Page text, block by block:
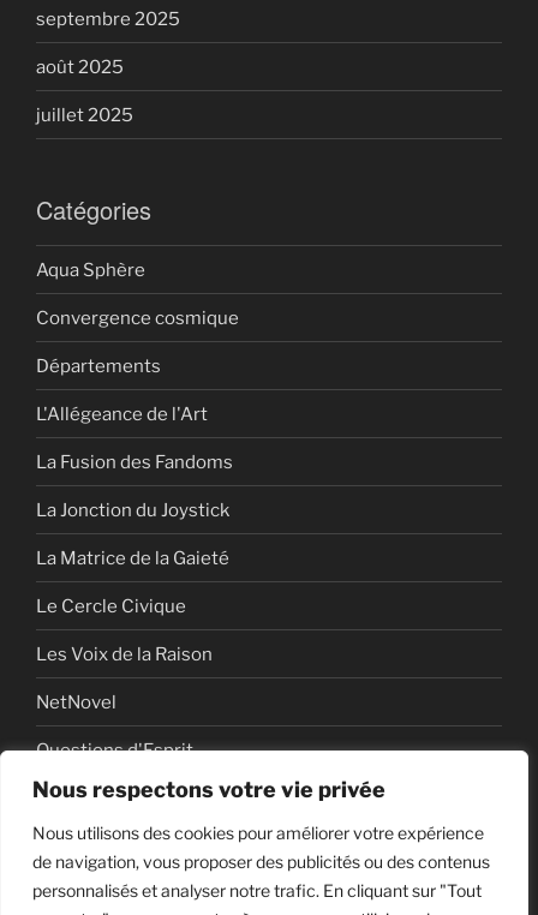
Nous respectons votre vie privée
Nous utilisons des cookies pour améliorer votre expérience
de navigation, vous proposer des publicités ou des contenus
personnalisés et analyser notre trafic. En cliquant sur "Tout
septembre 2025
août 2025
juillet 2025
Catégories
Aqua Sphère
Convergence cosmique
Départements
L'Allégeance de l'Art
La Fusion des Fandoms
La Jonction du Joystick
La Matrice de la Gaieté
Le Cercle Civique
Les Voix de la Raison
NetNovel
Questions d'Esprit
Série
Série vidéo